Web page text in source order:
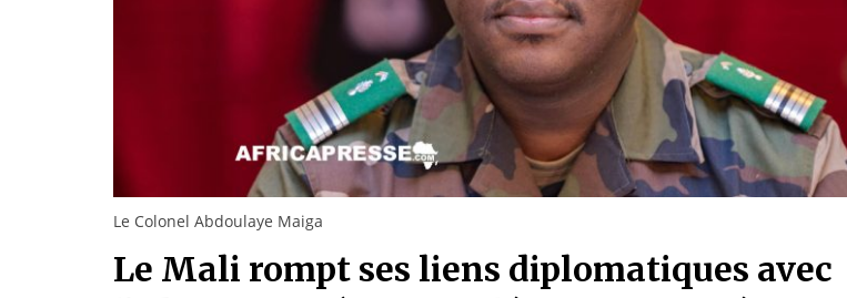
Le Colonel Abdoulaye Maiga
Le Mali rompt ses liens diplomatiques avec